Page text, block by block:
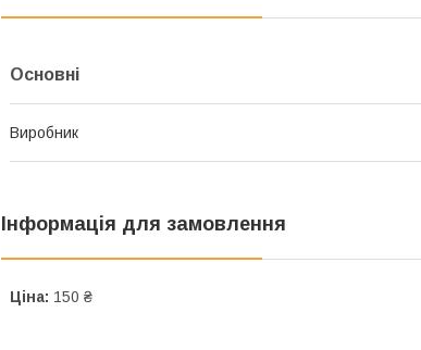
Основні
Виробник
Інформація для замовлення
Ціна: 150 ₴